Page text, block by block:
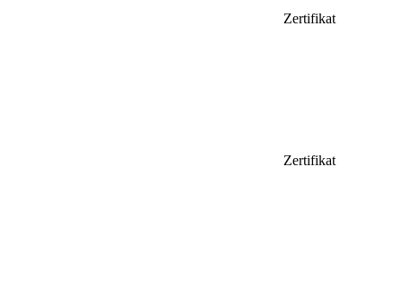
Zertifikat
Zertifikat